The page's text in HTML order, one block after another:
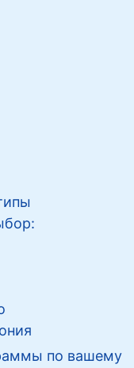
по вашему